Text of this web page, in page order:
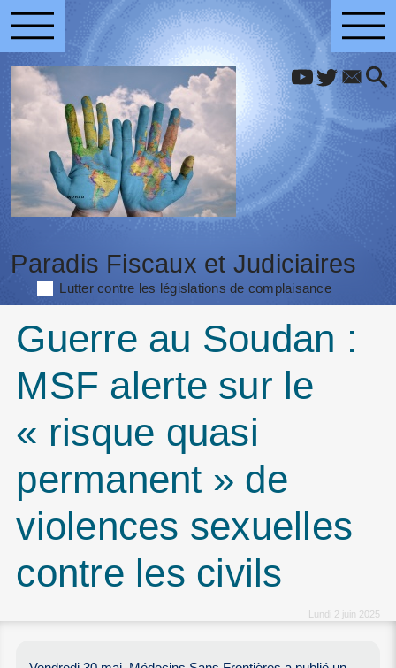
Paradis Fiscaux et Judiciaires
Lutter contre les législations de complaisance
Guerre au Soudan :
MSF alerte sur le
« risque quasi
permanent » de
violences sexuelles
contre les civils
Lundi 2 juin 2025